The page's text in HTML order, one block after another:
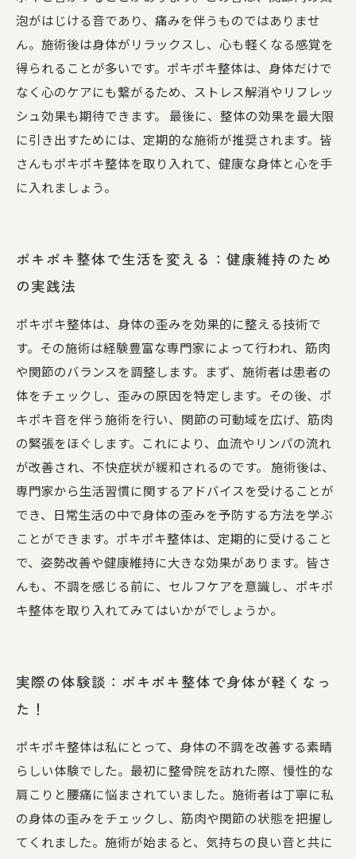
泡がはじける音であり、痛みを伴うものではありませ
ん。施術後は身体がリラックスし、心も軽くなる感覚を
得られることが多いです。ポキポキ整体は、身体だけで
なく心のケアにも繋がるため、ストレス解消やリフレッ
シュ効果も期待できます。 最後に、整体の効果を最大限
に引き出すためには、定期的な施術が推奨されます。皆
さんもポキポキ整体を取り入れて、健康な身体と心を手
に入れましょう。
ポキポキ整体で生活を変える：健康維持のため
の実践法
ポキポキ整体は、身体の歪みを効果的に整える技術で
す。その施術は経験豊富な専門家によって行われ、筋肉
や関節のバランスを調整します。まず、施術者は患者の
体をチェックし、歪みの原因を特定します。その後、ポ
キポキ音を伴う施術を行い、関節の可動域を広げ、筋肉
の緊張をほぐします。これにより、血流やリンパの流れ
が改善され、不快症状が緩和されるのです。 施術後は、
専門家から生活習慣に関するアドバイスを受けることが
でき、日常生活の中で身体の歪みを予防する方法を学ぶ
ことができます。ポキポキ整体は、定期的に受けること
で、姿勢改善や健康維持に大きな効果があります。皆さ
んも、不調を感じる前に、セルフケアを意識し、ポキポ
キ整体を取り入れてみてはいかがでしょうか。
実際の体験談：ポキポキ整体で身体が軽くなっ
た！
ポキポキ整体は私にとって、身体の不調を改善する素晴
らしい体験でした。最初に整骨院を訪れた際、慢性的な
肩こりと腰痛に悩まされていました。施術者は丁寧に私
の身体の歪みをチェックし、筋肉や関節の状態を把握し
てくれました。施術が始まると、気持ちの良い音と共に